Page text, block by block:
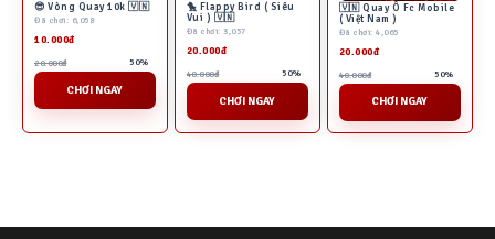
😎 Vòng Quay 10k 🇻🇳
Đã chơi: 6,058
10.000đ
20.000đ 50%
CHƠI NGAY
🐤 Flappy Bird ( Siêu
Vui ) 🇻🇳
Đã chơi: 3,057
20.000đ
40.000đ 50%
CHƠI NGAY
🇻🇳 Quay Ô Fc Mobile
( Việt Nam )
Đã chơi: 4,065
20.000đ
40.000đ 50%
CHƠI NGAY